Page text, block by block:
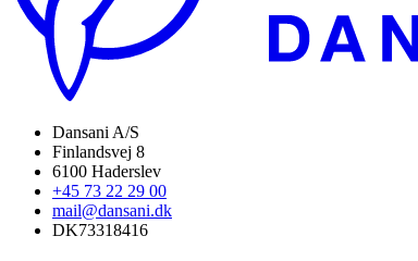
Dansani A/S
Finlandsvej 8
6100 Haderslev
+45 73 22 29 00
mail@dansani.dk
DK73318416